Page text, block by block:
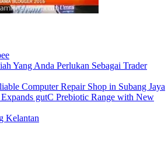
Yang Anda Perlukan Sebagai Trader
Computer Repair Shop in Subang Jaya
gutC Prebiotic Range with New
Kelantan